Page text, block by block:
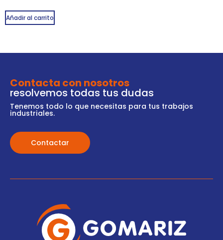
Añadir al carrito
Contacta con nosotros
resolvemos todas tus dudas
Tenemos todo lo que necesitas para tus trabajos
industriales.
Contactar